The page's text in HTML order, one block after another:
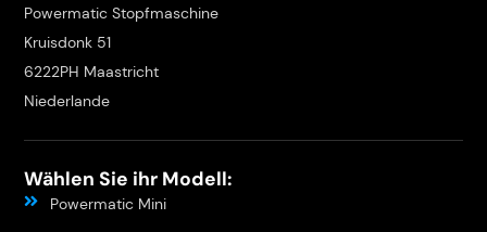
Powermatic Stopfmaschine
Kruisdonk 51
6222PH Maastricht
Niederlande
Wählen Sie ihr Modell:
Powermatic Mini